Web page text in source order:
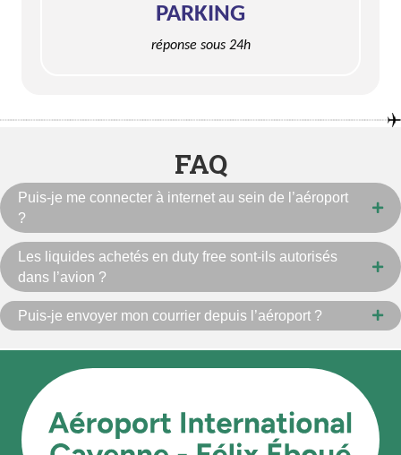
PARKING
réponse sous 24h
FAQ
Puis-je me connecter à internet au sein de l’aéroport
?
Les liquides achetés en duty free sont-ils autorisés
dans l’avion ?
Puis-je envoyer mon courrier depuis l’aéroport ?